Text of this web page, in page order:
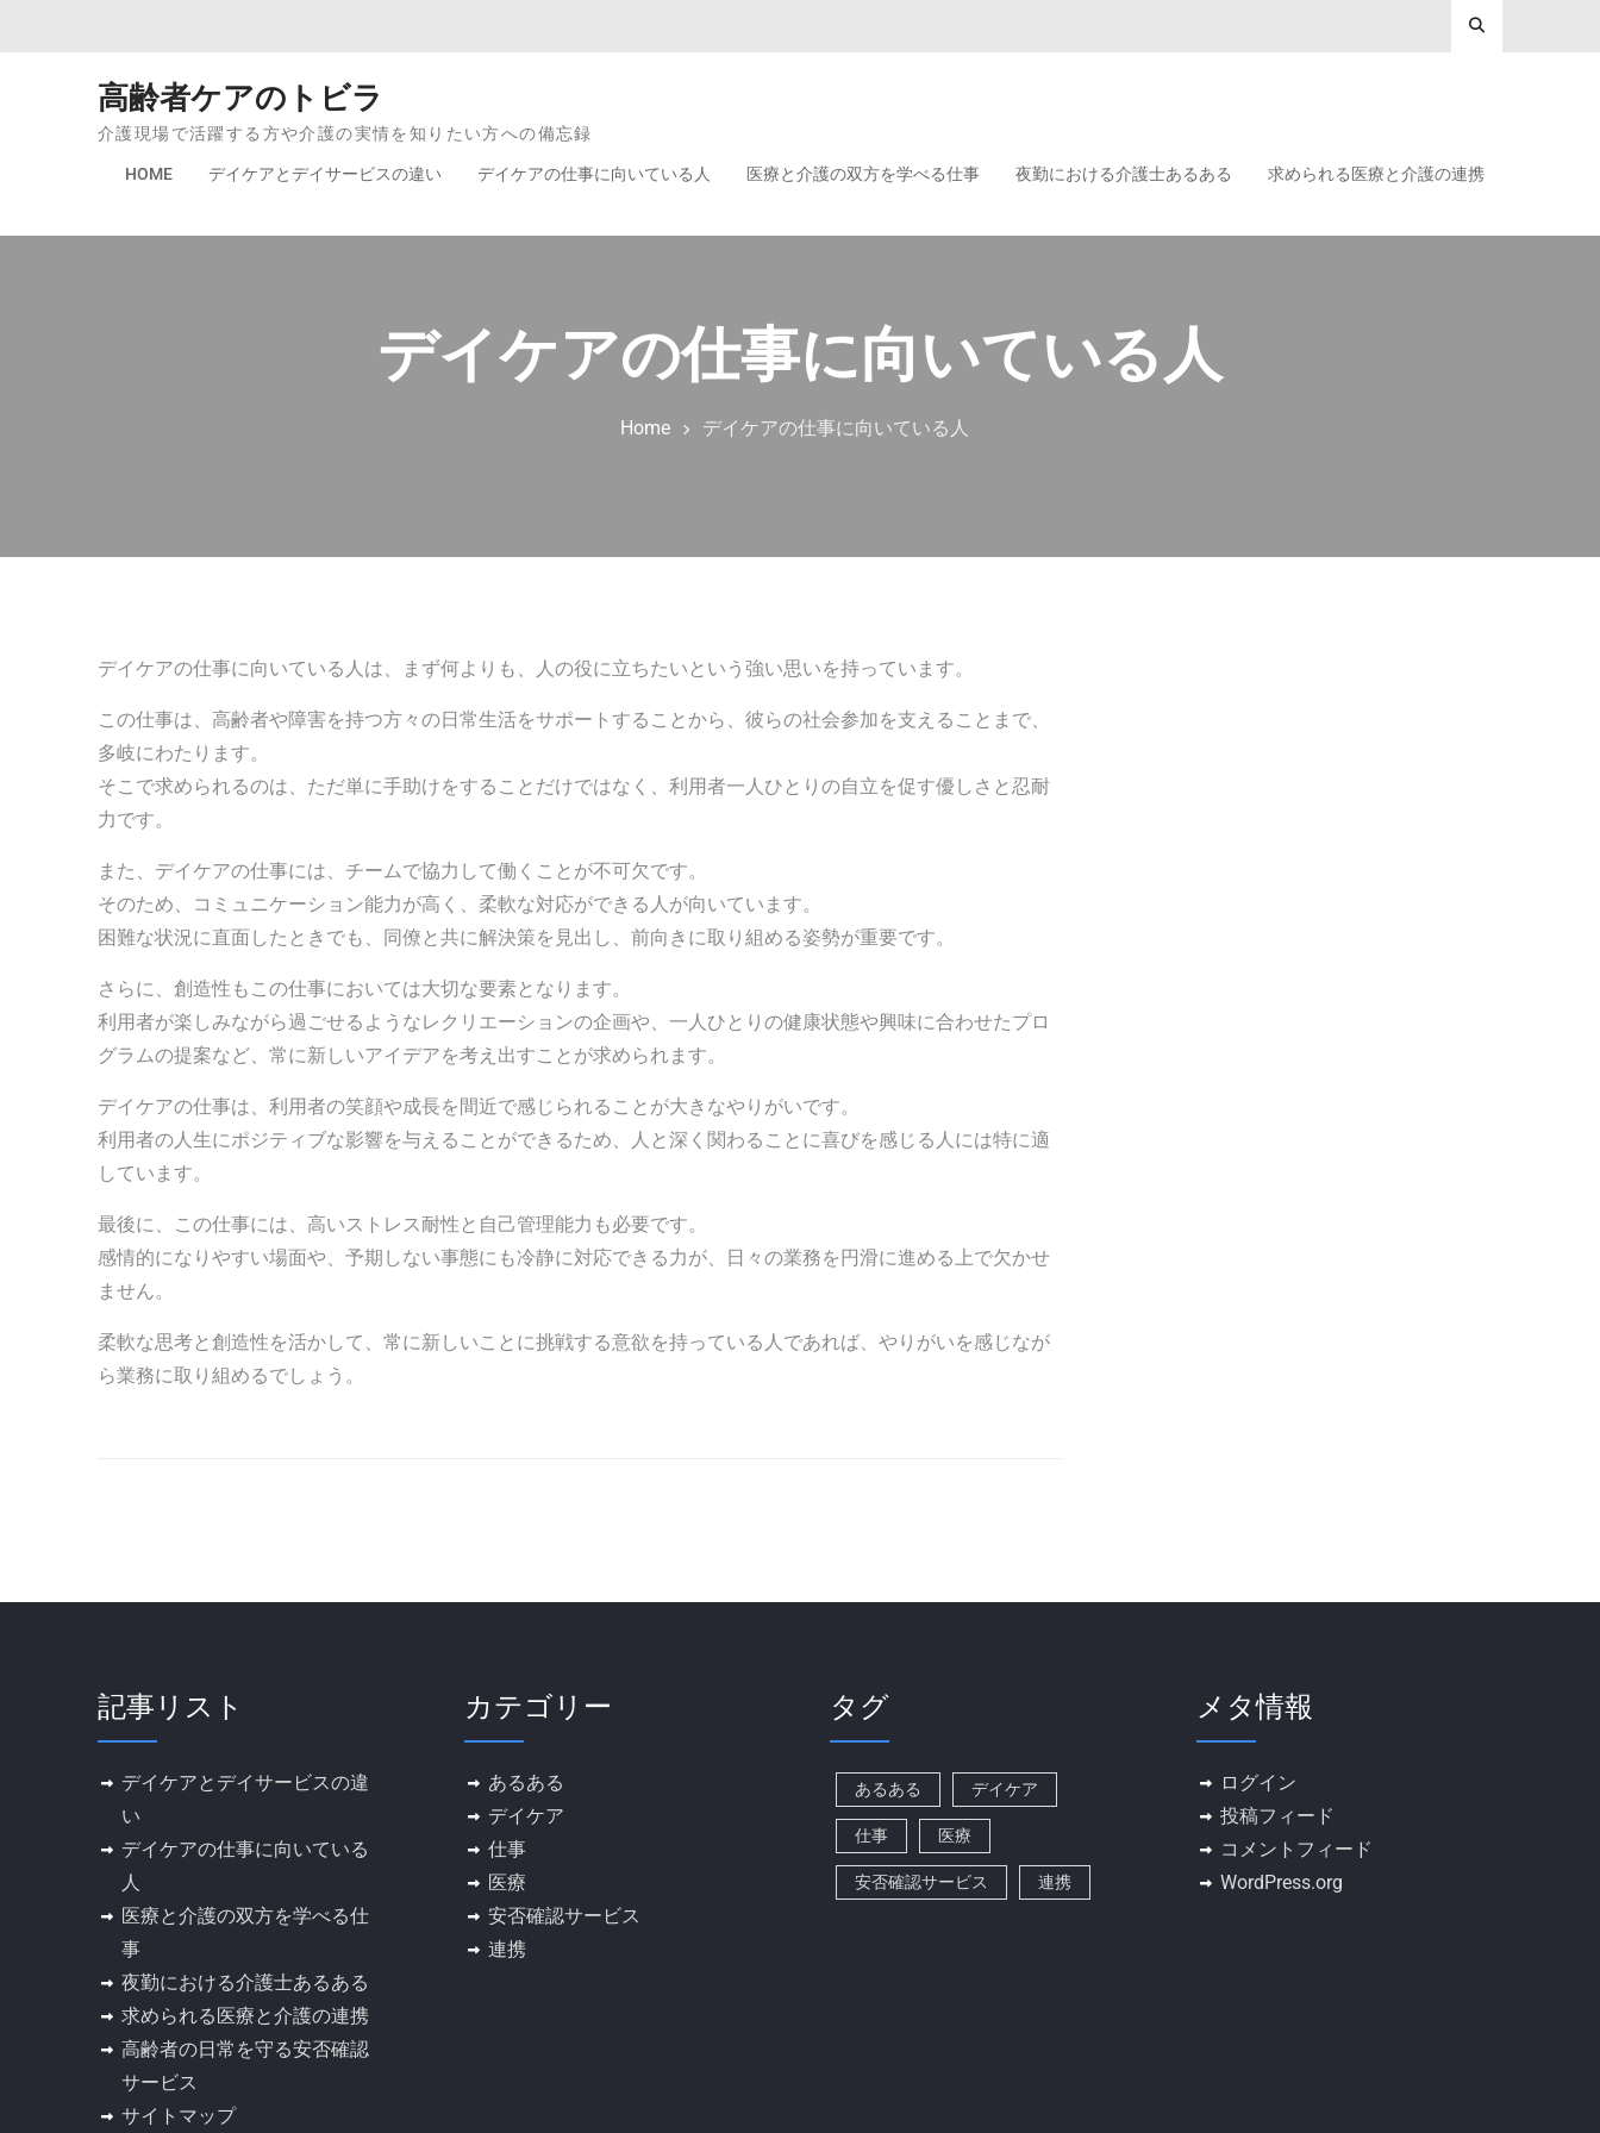
高齢者ケアのトビラ
介護現場で活躍する方や介護の実情を知りたい方への備忘録
HOME デイケアとデイサービスの違い デイケアの仕事に向いている人 医療と介護の双方を学べる仕事 夜勤における介護士あるある 求められる医療と介護の連携
デイケアの仕事に向いている人
Home デイケアの仕事に向いている人
デイケアの仕事に向いている人は、まず何よりも、人の役に立ちたいという強い思いを持っています。
この仕事は、高齢者や障害を持つ方々の日常生活をサポートすることから、彼らの社会参加を支えることまで、
多岐にわたります。
そこで求められるのは、ただ単に手助けをすることだけではなく、利用者一人ひとりの自立を促す優しさと忍耐
力です。
また、デイケアの仕事には、チームで協力して働くことが不可欠です。
そのため、コミュニケーション能力が高く、柔軟な対応ができる人が向いています。
困難な状況に直面したときでも、同僚と共に解決策を見出し、前向きに取り組める姿勢が重要です。
さらに、創造性もこの仕事においては大切な要素となります。
利用者が楽しみながら過ごせるようなレクリエーションの企画や、一人ひとりの健康状態や興味に合わせたプロ
グラムの提案など、常に新しいアイデアを考え出すことが求められます。
デイケアの仕事は、利用者の笑顔や成長を間近で感じられることが大きなやりがいです。
利用者の人生にポジティブな影響を与えることができるため、人と深く関わることに喜びを感じる人には特に適
しています。
最後に、この仕事には、高いストレス耐性と自己管理能力も必要です。
感情的になりやすい場面や、予期しない事態にも冷静に対応できる力が、日々の業務を円滑に進める上で欠かせ
ません。
柔軟な思考と創造性を活かして、常に新しいことに挑戦する意欲を持っている人であれば、やりがいを感じなが
ら業務に取り組めるでしょう。
記事リスト
デイケアとデイサービスの違
い
デイケアの仕事に向いている
人
医療と介護の双方を学べる仕
事
夜勤における介護士あるある
求められる医療と介護の連携
高齢者の日常を守る安否確認
サービス
サイトマップ
カテゴリー
あるある
デイケア
仕事
医療
安否確認サービス
連携
タグ
あるある デイケア
仕事 医療
安否確認サービス 連携
メタ情報
ログイン
投稿フィード
コメントフィード
WordPress.org